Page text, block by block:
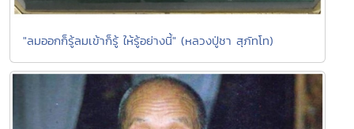
"ลมออกก็รู้ลมเข้าก็รู้ ให้รู้อย่างนี้" (หลวงปู่ชา สุภัทโท)